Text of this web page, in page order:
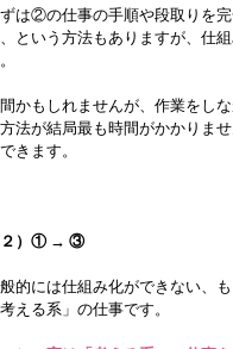
は②の仕事の手順や段取りを
という方法もありますが、仕
かもしれませんが、作業をし
法が結局最も時間がかかりま
きます。
２）① → ③
的には仕組み化ができない、
考える系」の仕事です。